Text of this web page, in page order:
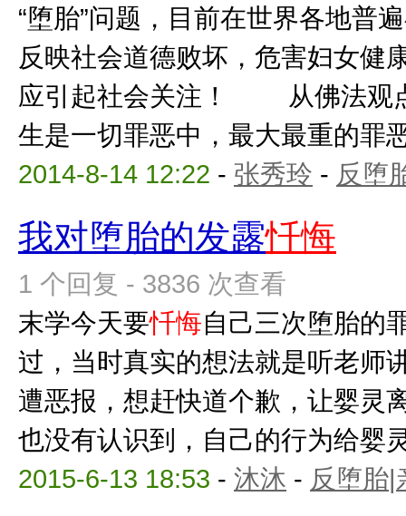
“堕胎”问题，目前在世界各地普
反映社会道德败坏，危害妇女健
应引起社会关注！ 从佛法观点
生是一切罪恶中，最大最重的罪
2014-8-14 12:22 - 张秀玲 - 反堕
我对堕胎的发露忏悔
1 个回复 - 3836 次查看
末学今天要忏悔自己三次堕胎的
过，当时真实的想法就是听老师
遭恶报，想赶快道个歉，让婴灵
也没有认识到，自己的行为给婴
2015-6-13 18:53 - 沐沐 - 反堕胎|